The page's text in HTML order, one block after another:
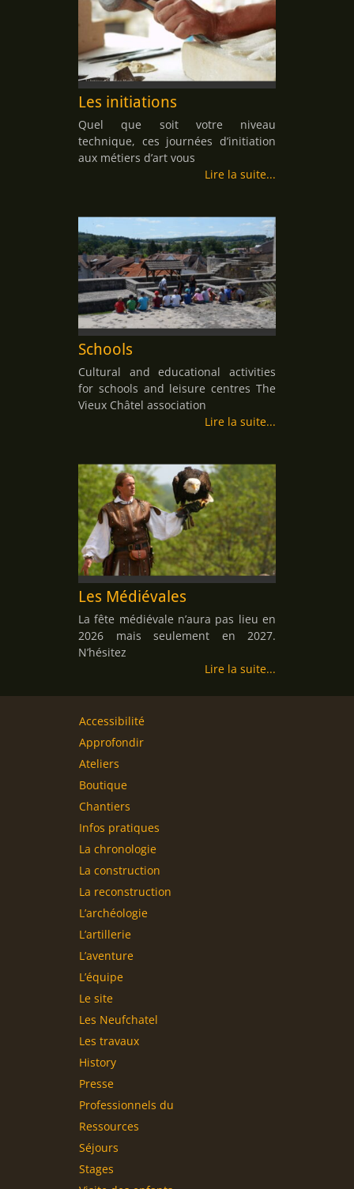
Les initiations
Quel que soit votre niveau
technique, ces journées d’initiation
aux métiers d’art vous
Lire la suite
Schools
Cultural and educational activities
for schools and leisure centres The
Vieux Châtel association
Lire la suite
Les Médiévales
La fête médiévale n’aura pas lieu en
2026 mais seulement en 2027.
N’hésitez
Lire la suite
Accessibilité
Approfondir
Ateliers
Boutique
Chantiers
Infos pratiques
La chronologie
La construction
La reconstruction
L’archéologie
L’artillerie
L’aventure
L’équipe
Le site
Les Neufchatel
Les travaux
History
Presse
Professionnels du
tourisme
Ressources
Séjours
Stages